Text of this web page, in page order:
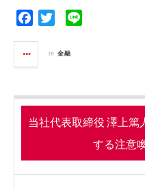
e
o
o
e
r
in 金融
当社代表取締役 澤上篤
する注意